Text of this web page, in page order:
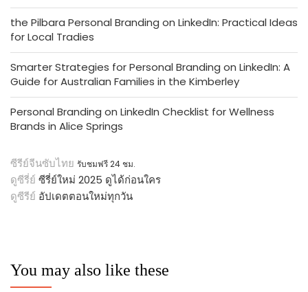
the Pilbara Personal Branding on LinkedIn: Practical Ideas
for Local Tradies
Smarter Strategies for Personal Branding on LinkedIn: A
Guide for Australian Families in the Kimberley
Personal Branding on LinkedIn Checklist for Wellness
Brands in Alice Springs
ซีรีย์จีนซับไทย รับชมฟรี 24 ชม.
ดูซีรี่ย์ ซีรี่ย์ใหม่ 2025 ดูได้ก่อนใคร
ดูซีรีย์ อัปเดตตอนใหม่ทุกวัน
You may also like these